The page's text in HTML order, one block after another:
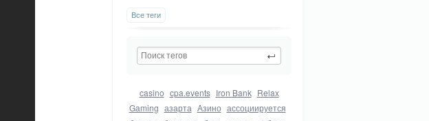
Все теги
casino cpa.events Iron Bank Relax
Gaming азарта Азино ассоциируется